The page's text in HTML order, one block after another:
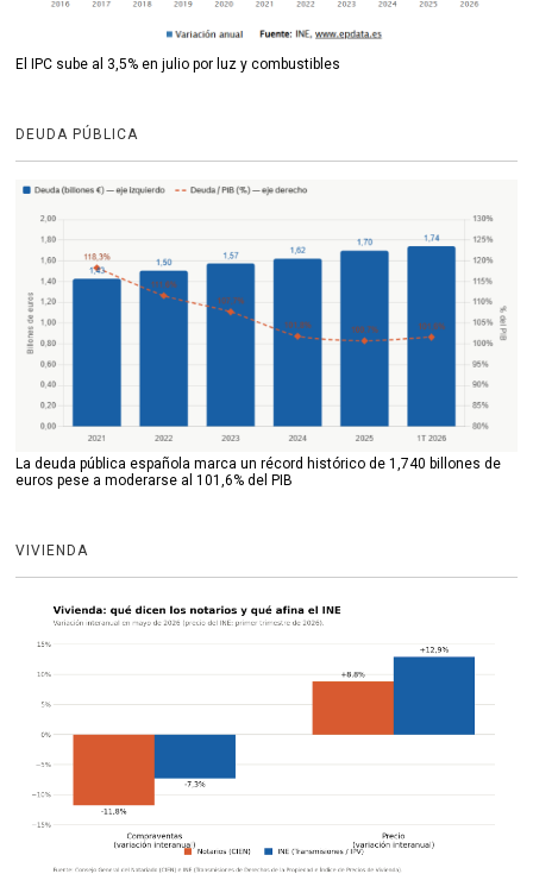
El IPC sube al 3,5% en julio por luz y combustibles
DEUDA PÚBLICA
La deuda pública española marca un récord histórico de 1,740 billones de
euros pese a moderarse al 101,6% del PIB
VIVIENDA